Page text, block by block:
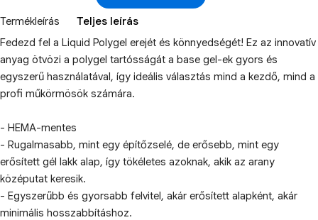
Termékleírás
Teljes leírás
Fedezd fel a Liquid Polygel erejét és könnyedségét! Ez az innovatív
anyag ötvözi a polygel tartósságát a base gel-ek gyors és
egyszerű használatával, így ideális választás mind a kezdő, mind a
profi műkörmösök számára.
- HEMA-mentes
- Rugalmasabb, mint egy építőzselé, de erősebb, mint egy
erősített gél lakk alap, így tökéletes azoknak, akik az arany
középutat keresik.
- Egyszerűbb és gyorsabb felvitel, akár erősített alapként, akár
minimális hosszabbításhoz.